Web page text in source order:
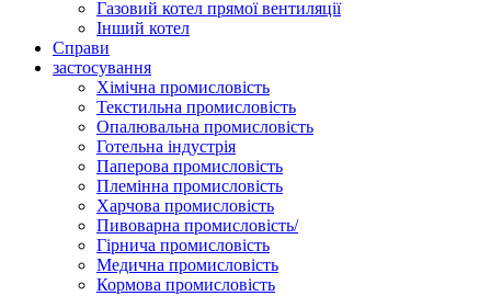
Газовий котел прямої вентиляції
Інший котел
Справи
застосування
Хімічна промисловість
Текстильна промисловість
Опалювальна промисловість
Готельна індустрія
Паперова промисловість
Племінна промисловість
Харчова промисловість
Пивоварна промисловість/
Гірнича промисловість
Медична промисловість
Кормова промисловість